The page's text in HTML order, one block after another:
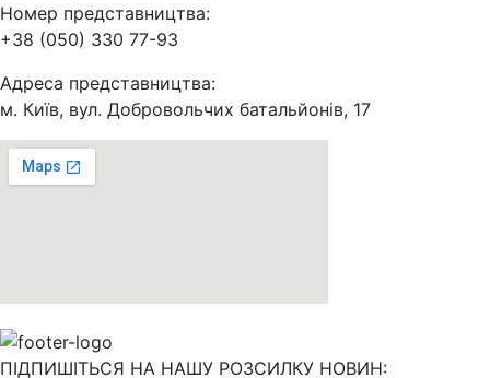
Номер представництва:
+38 (050) 330 77-93
Адреса представництва:
м. Київ, вул. Добровольчих батальйонів, 17
ПІДПИШІТЬСЯ НА НАШУ РОЗСИЛКУ НОВИН: